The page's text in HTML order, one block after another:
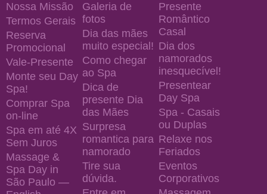
Nossa Missão
Termos Gerais
Reserva
Promocional
Vale-Presente
Monte seu Day
Spa!
Comprar Spa
on-line
Spa em até 4X
Sem Juros
Massage &
Spa Day in
São Paulo —
Galeria de
fotos
Dia das mães
muito especial!
Como chegar
ao Spa
Dica de
presente Dia
das Mães
Surpresa
romantica para
namorado
Tire sua
dúvida.
Presente
Romântico
Casal
Dia dos
namorados
inesquecível!
Presentear
Day Spa
Spa - Casais
ou Duplas
Relaxe nos
Feriados
Eventos
Corporativos